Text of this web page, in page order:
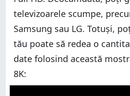
televizoarele scumpe,
Samsung sau LG. Totuși,
tău poate să redea o
date folosind această
8K: